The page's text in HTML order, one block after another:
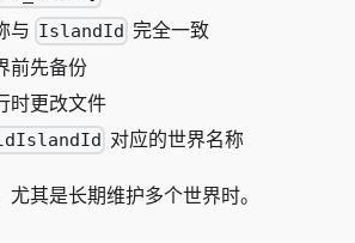
与 IslandId 完全一致
前先备份
时更改文件
对应的世界名称
其是长期维护多个世界时。